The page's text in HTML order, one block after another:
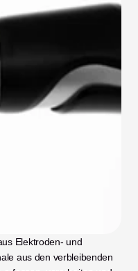
Elektroden- und
aus den verbleibenden